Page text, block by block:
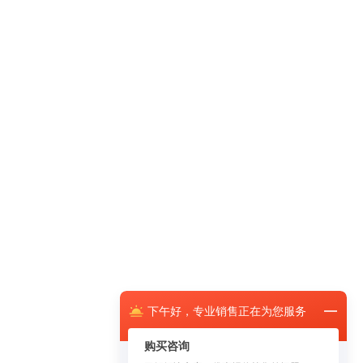
下午好， 专业销售正在为您服务
购买咨询